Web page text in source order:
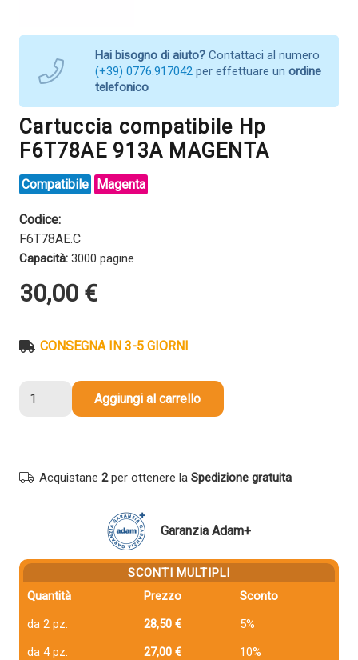
Hai bisogno di aiuto? Contattaci al numero
(+39) 0776.917042 per effettuare un ordine
telefonico
Cartuccia compatibile Hp
F6T78AE 913A MAGENTA
Compatibile Magenta
Codice:
F6T78AE.C
Capacità: 3000 pagine
30,00 €
CONSEGNA IN 3-5 GIORNI
compatibile
MAGENTA
Aggiungi al carrello
Acquistane 2per ottenere la Spedizione gratuita
Garanzia Adam+
SCONTI MULTIPLI
Quantità
Prezzo
Sconto
da 2 pz.
28,50 €
5%
da 4 pz.
27,00 €
10%